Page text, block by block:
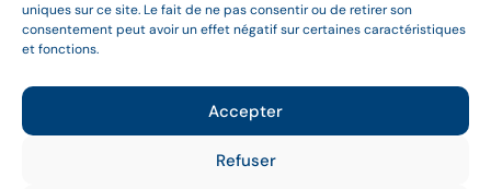
uniques sur ce site. Le fait de ne pas consentir ou de retirer son
consentement peut avoir un effet négatif sur certaines caractéristiques
et fonctions.
Accepter
Refuser
Facebook
Linkedin
Copyright ©2026, Open Modal, tous droits réservés